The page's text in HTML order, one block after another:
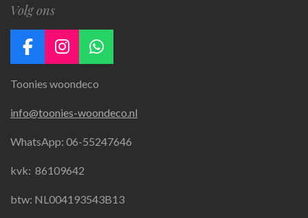
Volg ons
F
c
b
o
k
I
s
a
g
a
W
a
s
A
Toonies woondeco
info@toonies-woondeco.nl
WhatsApp: 06-55247646
kvk: 86109642
btw: NL004193543B13